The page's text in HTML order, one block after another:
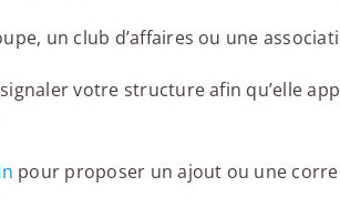
un club d’affaires ou une
votre structure afin qu’elle
pour proposer un ajout ou une